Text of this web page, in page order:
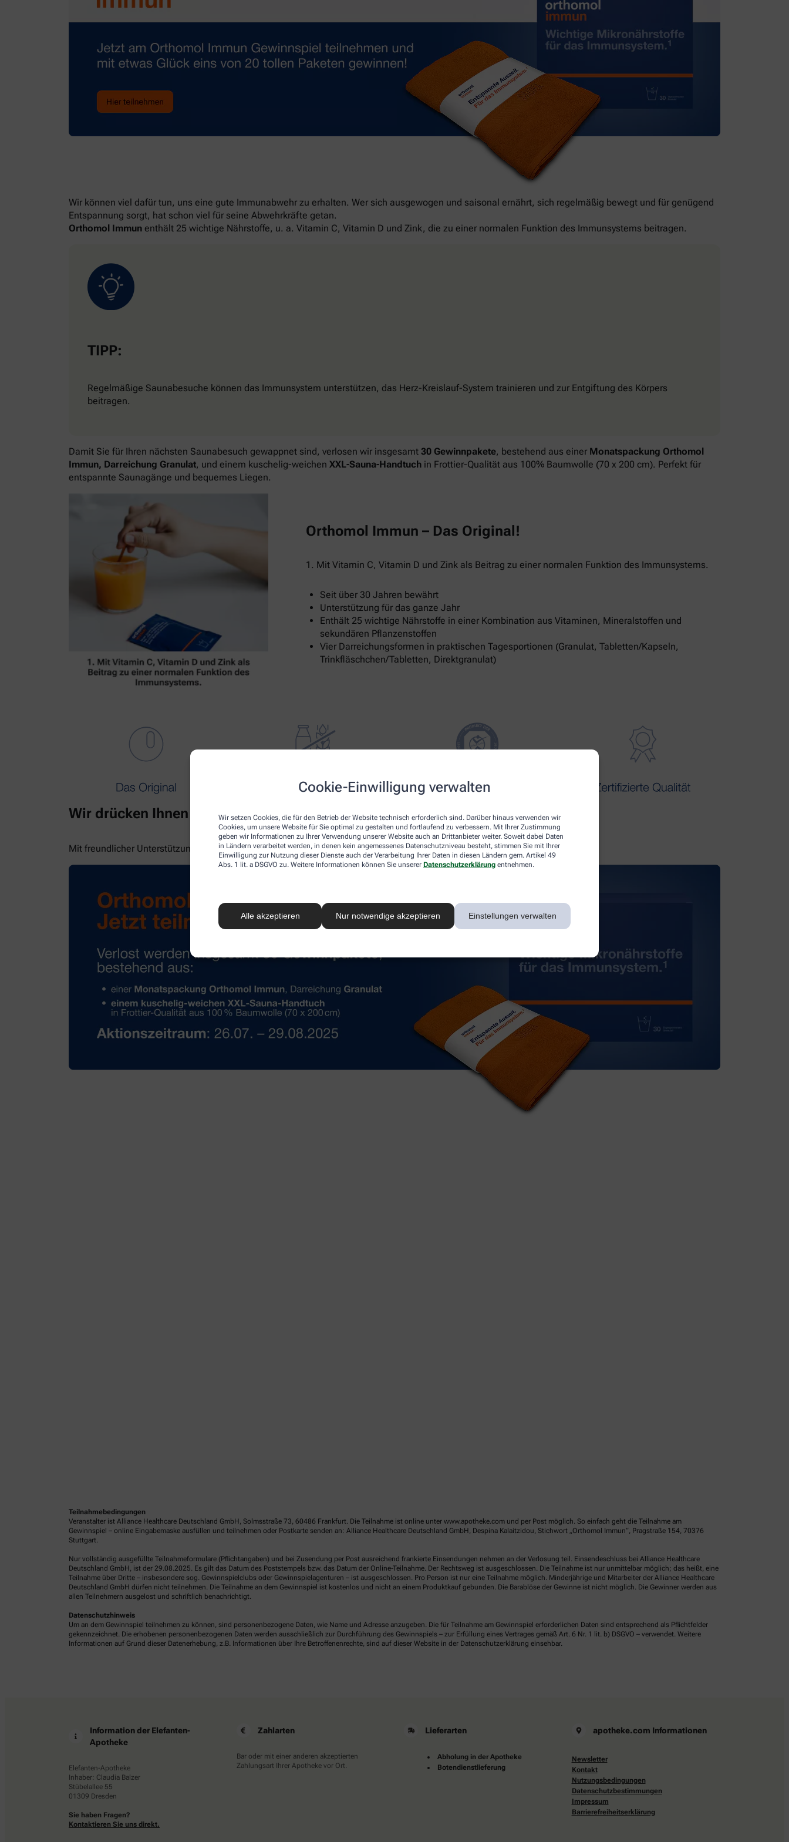
Cookie-Einwilligung verwalten
Wir setzen Cookies, die für den Betrieb der Website technisch erforderlich sind. Darüber hinaus verwenden wir
Cookies, um unsere Website für Sie optimal zu gestalten und fortlaufend zu verbessern. Mit Ihrer Zustimmung
geben wir Informationen zu Ihrer Verwendung unserer Website auch an Drittanbieter weiter. Soweit dabei Daten
in Ländern verarbeitet werden, in denen kein angemessenes Datenschutzniveau besteht, stimmen Sie mit Ihrer
Einwilligung zur Nutzung dieser Dienste auch der Verarbeitung Ihrer Daten in diesen Ländern gem. Artikel 49
Abs. 1 lit. a DSGVO zu. Weitere Informationen können Sie unserer Datenschutzerklärung entnehmen.
Alle akzeptieren Nur notwendige akzeptieren Einstellungen verwalten
Wir können viel dafür tun, uns eine gute Immunabwehr zu erhalten. Wer sich ausgewogen und saisonal ernährt, sich regelmäßig bewegt und für genügend
Entspannung sorgt, hat schon viel für seine Abwehrkräfte getan.
Orthomol Immun enthält 25 wichtige Nährstoffe, u. a. Vitamin C, Vitamin D und Zink, die zu einer normalen Funktion des Immunsystems beitragen.
TIPP:
Regelmäßige Saunabesuche können das Immunsystem unterstützen, das Herz-Kreislauf-System trainieren und zur Entgiftung des Körpers
beitragen.
Damit Sie für Ihren nächsten Saunabesuch gewappnet sind, verlosen wir insgesamt 30 Gewinnpakete, bestehend aus einer Monatspackung Orthomol
Immun, Darreichung Granulat, und einem kuschelig-weichen XXL-Sauna-Handtuch in Frottier-Qualität aus 100% Baumwolle (70 x 200 cm). Perfekt für
entspannte Saunagänge und bequemes Liegen.
Orthomol Immun – Das Original!
1. Mit Vitamin C, Vitamin D und Zink als Beitrag zu einer normalen Funktion des Immunsystems.
Seit über 30 Jahren bewährt
Unterstützung für das ganze Jahr
Enthält 25 wichtige Nährstoffe in einer Kombination aus Vitaminen, Mineralstoffen und
sekundären Pflanzenstoffen
Vier Darreichungsformen in praktischen Tagesportionen (Granulat, Tabletten/Kapseln,
Trinkfläschchen/Tabletten, Direktgranulat)
Wir drücken Ihnen die Daumen und wünschen Ihnen viel Glück!
Mit freundlicher Unterstützung von Orthomol!
Teilnahmebedingungen
Veranstalter ist Alliance Healthcare Deutschland GmbH, Solmsstraße 73, 60486 Frankfurt. Die Teilnahme ist online unter www.apotheke.com und per Post möglich. So einfach geht die Teilnahme am
Gewinnspiel – online Eingabemaske ausfüllen und teilnehmen oder Postkarte senden an: Alliance Healthcare Deutschland GmbH, Despina Kalaitzidou, Stichwort „Orthomol Immun“, Pragstraße 154, 70376
Stuttgart.
Nur vollständig ausgefüllte Teilnahmeformulare (Pflichtangaben) und bei Zusendung per Post ausreichend frankierte Einsendungen nehmen an der Verlosung teil. Einsendeschluss bei Alliance Healthcare
Deutschland GmbH, ist der 29.08.2025. Es gilt das Datum des Poststempels bzw. das Datum der Online-Teilnahme. Der Rechtsweg ist ausgeschlossen. Die Teilnahme ist nur unmittelbar möglich; das heißt, eine
Teilnahme über Dritte – insbesondere sog. Gewinnspielclubs oder Gewinnspielagenturen – ist ausgeschlossen. Pro Person ist nur eine Teilnahme möglich. Minderjährige und Mitarbeiter der Alliance Healthcare
Deutschland GmbH dürfen nicht teilnehmen. Die Teilnahme an dem Gewinnspiel ist kostenlos und nicht an einem Produktkauf gebunden. Die Barablöse der Gewinne ist nicht möglich. Die Gewinner werden aus
allen Teilnehmern ausgelost und schriftlich benachrichtigt.
Datenschutzhinweis
Um an dem Gewinnspiel teilnehmen zu können, sind personenbezogene Daten, wie Name und Adresse anzugeben. Die für Teilnahme am Gewinnspiel erforderlichen Daten sind entsprechend als Pflichtfelder
gekennzeichnet. Die erhobenen personenbezogenen Daten werden ausschließlich zur Durchführung des Gewinnspiels – zur Erfüllung eines Vertrages gemäß Art. 6 Nr. 1 lit. b) DSGVO – verwendet. Weitere
Informationen auf Grund dieser Datenerhebung, z.B. Informationen über Ihre Betroffenenrechte, sind auf dieser Website in der Datenschutzerklärung einsehbar.
Information der Elefanten-
Apotheke
Elefanten-Apotheke
Inhaber: Claudia Balzer
Stübelallee 55
01309 Dresden
Sie haben Fragen?
Kontaktieren Sie uns direkt.
Zahlarten
Bar oder mit einer anderen akzeptierten
Zahlungsart Ihrer Apotheke vor Ort.
Lieferarten
Abholung in der Apotheke
Botendienstlieferung
apotheke.com Informationen
Newsletter
Kontakt
Nutzungsbedingungen
Datenschutzbestimmungen
Impressum
Barrierefreiheitserklärung